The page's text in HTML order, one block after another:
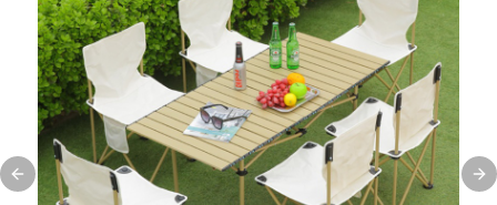
Previous slide